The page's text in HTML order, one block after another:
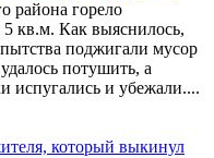
района горело
5 кв.м. Как выяснилось,
поджигали мусор
потушить, а
испугались и убежали....
который выкинул